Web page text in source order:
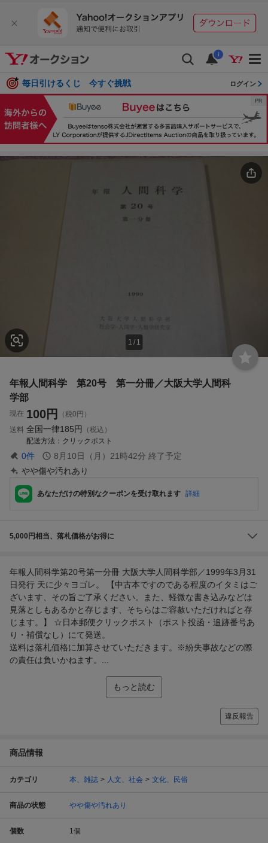
i
毎日引けるくじ 今すぐ挑戦 ログイン
1 / 1
年報人間科学 第20号 第一分冊／大阪大学人間科
学部
現在 100円
（税0円）
送料 全国一律185円
（税込）
配送方法
クリックポスト
0件 8月10日（月）21時42分 終了予定
やや傷や汚れあり
あなただけの特別なクーポンを受け取れます 詳細
5,000円相当、落札価格がお得に
年報人間科学第20号第一分冊 大阪大学人間科学部／1999年3月31
日発行 天に少々ヨゴレ。 【中古本ですのである程度のイタミはご
ざいます、その旨ご了承ください。また、軽微な書き込みなどは
見落としもあるかと存じます、そちらはご容赦いただければと存
じます。】 ☆日本郵便クリックポスト（ポスト投函・追跡番号あ
り・補償なし）にて発送。
送料は落札価格に加算させていただきます。※紛失事故などの際
の責任は負いかねます。...
もっと読む
違反報告
商品情報
カテゴリ 本、雑誌 人文、社会 文化、民俗
商品の状態 やや傷や汚れあり
個数 1個